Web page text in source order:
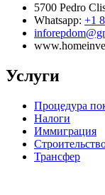
5700 Pedro
Whatsapp: +1
Услуги
Процедура
Налоги
Иммиграция
Трансфер